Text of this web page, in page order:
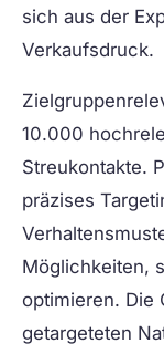
sich aus der
Verkaufsdruck.
10.000
Streukontakte.
präzises
Möglichkeiten,
optimieren. Die
getargeteten